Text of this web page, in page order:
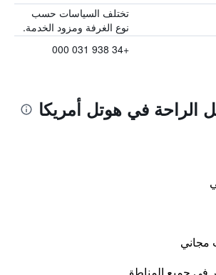
تختلف السياسات حسب
نوع الغرفة ومزود الخدمة.
+34 938 031 000
الراحة في هوتل أمريكا
مجاني